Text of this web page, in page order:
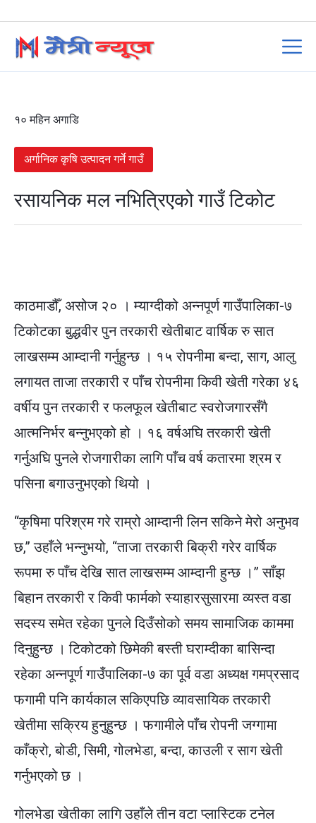
१० महिन अगाडि
अर्गानिक कृषि उत्पादन गर्ने गाउँ
रसायनिक मल नभित्रिएको गाउँ टिकोट
काठमाडौँ, असोज २० । म्याग्दीको अन्नपूर्ण गाउँपालिका-७
टिकोटका बुद्धवीर पुन तरकारी खेतीबाट वार्षिक रु सात
लाखसम्म आम्दानी गर्नुहुन्छ । १५ रोपनीमा बन्दा, साग, आलु
लगायत ताजा तरकारी र पाँच रोपनीमा किवी खेती गरेका ४६
वर्षीय पुन तरकारी र फलफूल खेतीबाट स्वरोजगारसँगै
आत्मनिर्भर बन्नुभएको हो । १६ वर्षअघि तरकारी खेती
गर्नुअघि पुनले रोजगारीका लागि पाँच वर्ष कतारमा श्रम र
पसिना बगाउनुभएको थियो ।
“कृषिमा परिश्रम गरे राम्रो आम्दानी लिन सकिने मेरो अनुभव
छ,” उहाँले भन्नुभयो, “ताजा तरकारी बिक्री गरेर वार्षिक
रूपमा रु पाँच देखि सात लाखसम्म आम्दानी हुन्छ ।” साँझ
बिहान तरकारी र किवी फार्मको स्याहारसुसारमा व्यस्त वडा
सदस्य समेत रहेका पुनले दिउँसोको समय सामाजिक काममा
दिनुहुन्छ ।टिकोटको छिमेकी बस्ती घराम्दीका बासिन्दा
रहेका अन्नपूर्ण गाउँपालिका-७ का पूर्व वडा अध्यक्ष गमप्रसाद
फगामी पनि कार्यकाल सकिएपछि व्यावसायिक तरकारी
खेतीमा सक्रिय हुनुहुन्छ । फगामीले पाँच रोपनी जग्गामा
काँक्रो, बोडी, सिमी, गोलभेडा, बन्दा, काउली र साग खेती
गर्नुभएको छ ।
गोलभेडा खेतीका लागि उहाँले तीन वटा प्लास्टिक टनेल